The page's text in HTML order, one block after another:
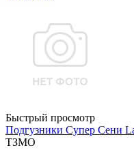
Быстрый просмотр
Подгузники Супер Сени
ТЗМО